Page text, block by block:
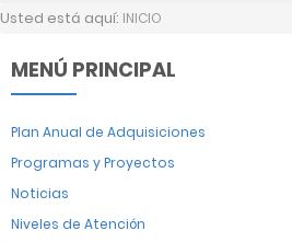
Usted está aquí: INICIO
MENÚ PRINCIPAL
Plan Anual de Adquisiciones
Programas y Proyectos
Noticias
Niveles de Atención